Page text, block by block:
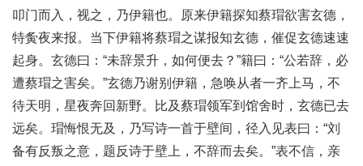
叩门而入，视之，乃伊籍也。原来伊籍探知蔡瑁欲害玄德，
特夤夜来报。当下伊籍将蔡瑁之谋报知玄德，催促玄德速速
起身。玄德曰：“未辞景升，如何便去？”籍曰：“公若辞，必
遭蔡瑁之害矣。”玄德乃谢别伊籍，急唤从者一齐上马，不
待天明，星夜奔回新野。比及蔡瑁领军到馆舍时，玄德已去
远矣。瑁悔恨无及，乃写诗一首于壁间，径入见表曰：“刘
备有反叛之意，题反诗于壁上，不辞而去矣。”表不信，亲